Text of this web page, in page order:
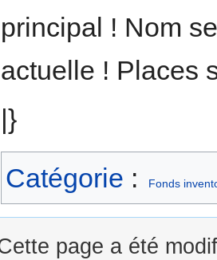
principal ! Nom
actuelle ! Places
|}
Catégorie : Fonds
page a été